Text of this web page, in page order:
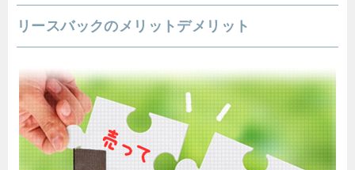
リースバックのメリットデメリット